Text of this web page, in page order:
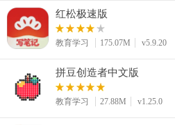
红松极速版
教育学习 175.07M v5.9.20
拼豆创造者中文版
教育学习 27.88M v1.25.0